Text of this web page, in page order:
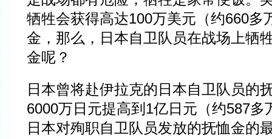
牺牲会获得高达100万美元（约660多
金，那么，日本自卫队员在战场上牺
金呢？
日本曾将赴伊拉克的日本自卫队员的
6000万日元提高到1亿日元（约587多
日本对殉职自卫队员发放的抚恤金的